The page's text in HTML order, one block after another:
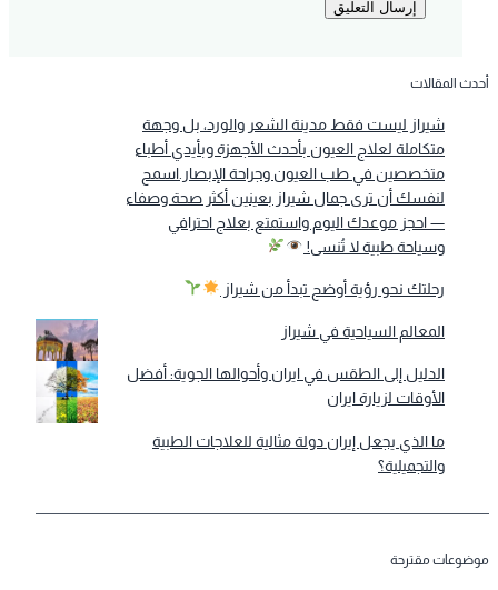
أحدث المقالات
شيراز ليست فقط مدينة الشعر والورد، بل وجهة
متكاملة لعلاج العيون بأحدث الأجهزة وبأيدي أطباء
متخصصين في طب العيون وجراحة الإبصار.اسمح
لنفسك أن ترى جمال شيراز بعينين أكثر صحة وصفاء
— احجز موعدك اليوم واستمتع بعلاج احترافي
وسياحة طبية لا تُنسى!
رحلتك نحو رؤية أوضح تبدأ من شيراز
المعالم السياحية في شيراز
الدليل إلى الطقس في ايران وأحوالها الجوية: أفضل
الأوقات لزيارة ايران
ما الذي يجعل إيران دولة مثالية للعلاجات الطبية
والتجميلية؟
موضوعات مقترحة